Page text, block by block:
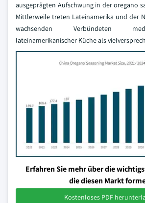
ausgeprägten Aufschwung in der oregano
Mittlerweile treten Lateinamerika und der
wachsenden Verbündeten
lateinamerikanischer Küche als
Erfahren Sie mehr über die
die diesen Markt
Kostenloses PDF